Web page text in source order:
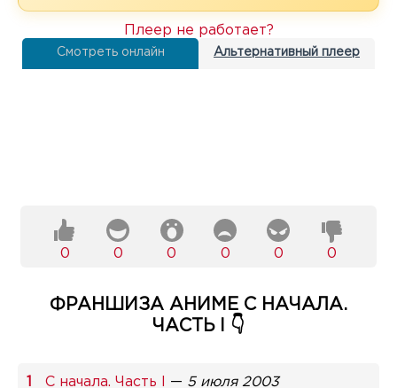
Смотреть онлайн Альтернативный плеер
Плеер не работает?
0 0 0 0 0 0
ФРАНШИЗА АНИМЕ С НАЧАЛА.
ЧАСТЬ I 👇
С начала. Часть I — 5 июля 2003